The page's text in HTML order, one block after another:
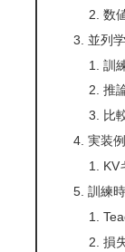
数
並列
訓
推
比
実装
KV
訓練
損